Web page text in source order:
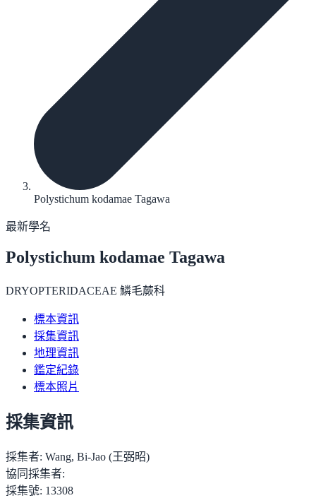
Polystichum kodamae Tagawa
最新學名
Polystichum kodamae Tagawa
DRYOPTERIDACEAE 鱗毛蕨科
標本資訊
採集資訊
地理資訊
鑑定紀錄
標本照片
採集資訊
採集者: Wang, Bi-Jao (王弼昭)
協同採集者:
採集號: 13308